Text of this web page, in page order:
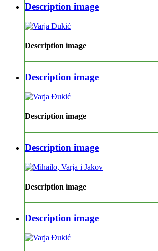
Description image
Description image
Description image
Description image
Description image
Description image
Description image